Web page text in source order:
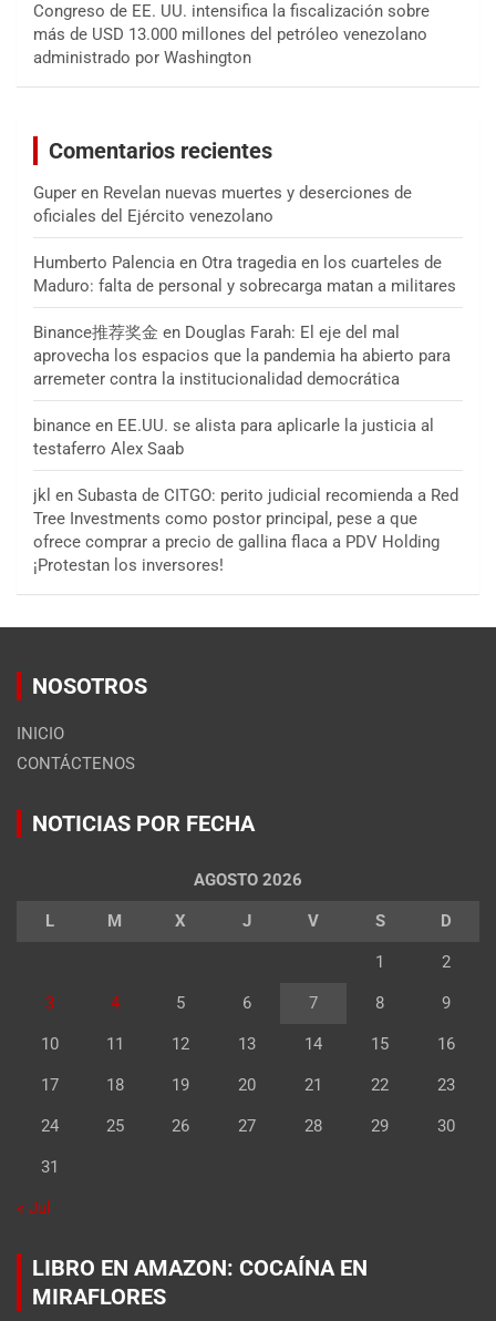
Congreso de EE. UU. intensifica la fiscalización sobre
más de USD 13.000 millones del petróleo venezolano
administrado por Washington
Comentarios recientes
Guper en Revelan nuevas muertes y deserciones de
oficiales del Ejército venezolano
Humberto Palencia en Otra tragedia en los cuarteles de
Maduro: falta de personal y sobrecarga matan a militares
Binance推荐奖金 en Douglas Farah: El eje del mal
aprovecha los espacios que la pandemia ha abierto para
arremeter contra la institucionalidad democrática
binance en EE.UU. se alista para aplicarle la justicia al
testaferro Alex Saab
jkl en Subasta de CITGO: perito judicial recomienda a Red
Tree Investments como postor principal, pese a que
ofrece comprar a precio de gallina flaca a PDV Holding
¡Protestan los inversores!
NOSOTROS
INICIO
CONTÁCTENOS
NOTICIAS POR FECHA
AGOSTO 2026
L M X J V S D
1 2
3 4 5 6 7 8 9
10 11 12 13 14 15 16
17 18 19 20 21 22 23
24 25 26 27 28 29 30
31
« Jul
LIBRO EN AMAZON: COCAÍNA EN
MIRAFLORES